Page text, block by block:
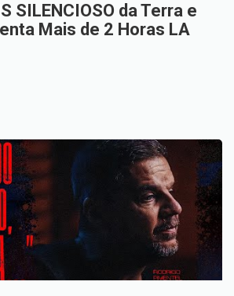
SILENCIOSO da Terra e
Mais de 2 Horas LA